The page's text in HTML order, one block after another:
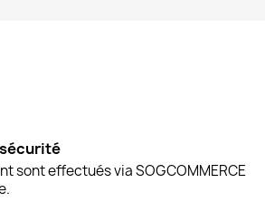
sont effectués via SOGCOMMERCE